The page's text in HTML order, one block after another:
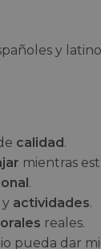
y
calidad.
mientras
.
y actividades.
reales.
pueda dar